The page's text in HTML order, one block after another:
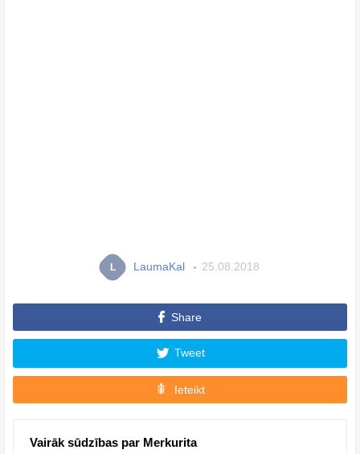
L LaumaKal 25.08.2018
Share
Tweet
Ieteikt
Vairāk sūdzības par Merkurita